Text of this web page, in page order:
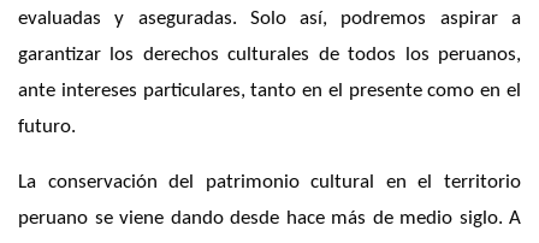
evaluadas y aseguradas. Solo así, podremos aspirar a
garantizar los derechos culturales de todos los peruanos,
ante intereses particulares, tanto en el presente como en el
futuro.
La conservación del patrimonio cultural en el territorio
peruano se viene dando desde hace más de medio siglo. A